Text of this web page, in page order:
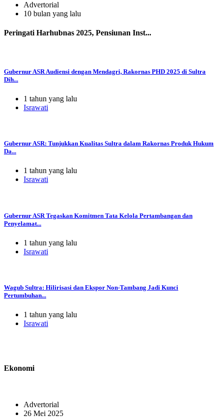
Advertorial
10 bulan yang lalu
Peringati Harhubnas 2025, Pensiunan Inst...
Gubernur ASR Audiensi dengan Mendagri, Rakornas PHD 2025 di Sultra
Dih...
1 tahun yang lalu
Israwati
Gubernur ASR: Tunjukkan Kualitas Sultra dalam Rakornas Produk Hukum
Da...
1 tahun yang lalu
Israwati
Gubernur ASR Tegaskan Komitmen Tata Kelola Pertambangan dan
Penyelamat...
1 tahun yang lalu
Israwati
Wagub Sultra: Hilirisasi dan Ekspor Non-Tambang Jadi Kunci
Pertumbuhan...
1 tahun yang lalu
Israwati
Ekonomi
Advertorial
26 Mei 2025